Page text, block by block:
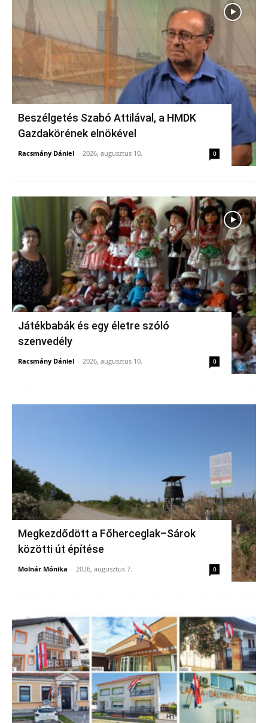
Beszélgetés Szabó Attilával, a HMDK
Gazdakörének elnökével
Racsmány Dániel - 2026, augusztus 10. 0
Játékbabák és egy életre szóló
szenvedély
Racsmány Dániel - 2026, augusztus 10. 0
Megkezdődött a Főherceglak–Sárok
közötti út építése
Molnár Mónika - 2026, augusztus 7. 0